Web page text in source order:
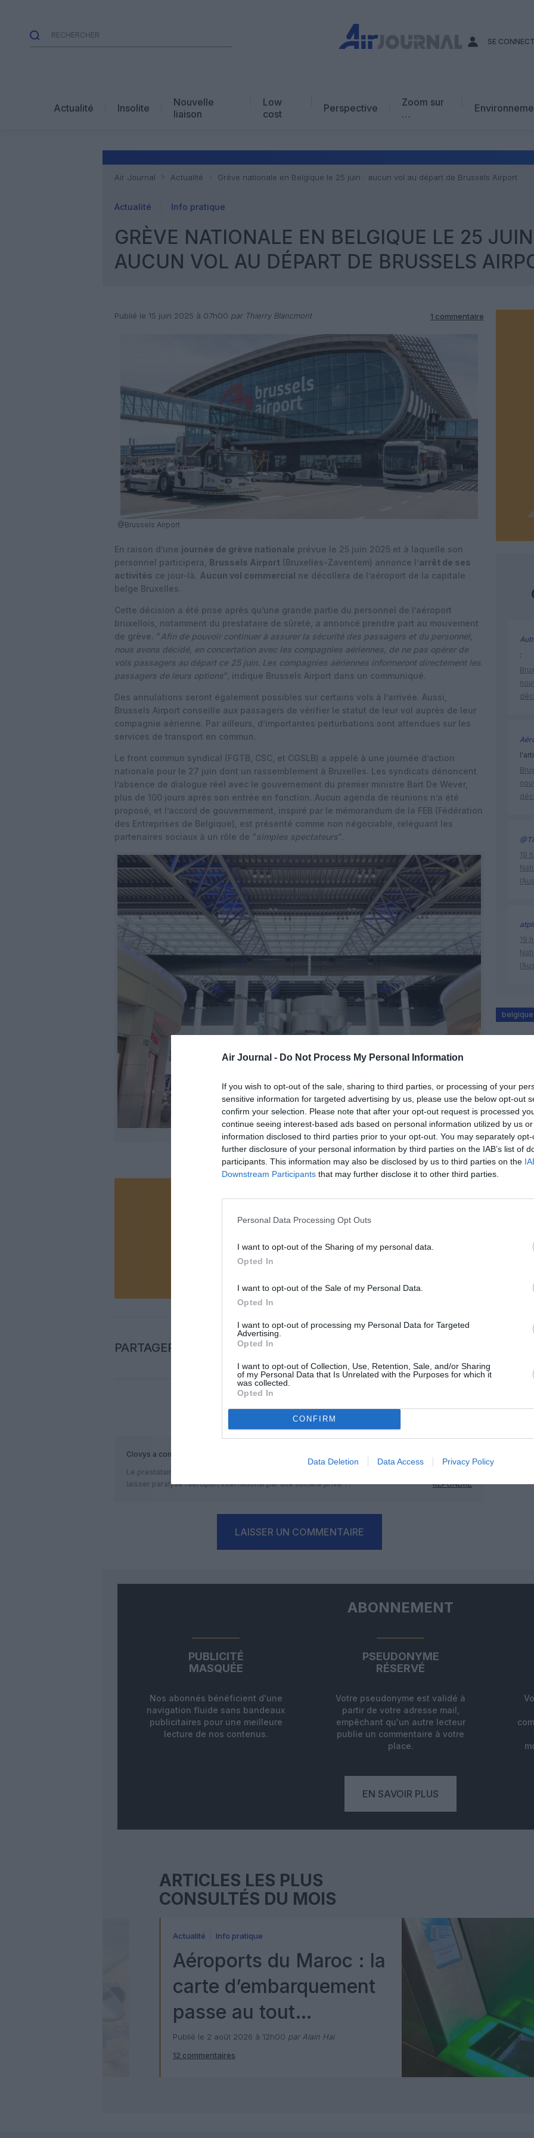
Air Journal - Do Not Process My Personal Information
If you wish to opt-out of the sale, sharing to third parties, or processing of your
sensitive information for targeted advertising by us, please use the below opt-out
confirm your selection. Please note that after your opt-out request is processed
continue seeing interest-based ads based on personal information utilized by us
information disclosed to third parties prior to your opt-out. You may separately
further disclosure of your personal information by third parties on the IAB’s list of
participants. This information may also be disclosed by us to third parties on the
Downstream Participants that may further disclose it to other third parties.
Personal Data Processing Opt Outs
I want to opt-out of the Sharing of my personal data.
Opted In
I want to opt-out of the Sale of my Personal Data.
Opted In
I want to opt-out of processing my Personal Data for Targeted
Advertising.
Opted In
I want to opt-out of Collection, Use, Retention, Sale, and/or Sharing
of my Personal Data that Is Unrelated with the Purposes for which it
was collected.
Opted In
CONFIRM
Data Deletion Data Access Privacy Policy
SE
Actualité Insolite
Nouvelle
liaison
Low
cost
Perspective
Zoom sur
…
Avis d’expert
Air Journal Actualité Grève nationale en Belgique le 25 juin : aucun vol au départ de Brussels Airport
Actualité Info pratique
GRÈVE NATIONALE EN BELGIQUE LE 25
AUCUN VOL AU DÉPART DE BRUSSELS
Publié le 15 juin 2025 à 07h00 par Thierry Blancmont 1 commentaire
@Brussels Airport
En raison d’une journée de grève nationale prévue le 25 juin 2025 et à laquelle son
personnel participera, Brussels Airport (Bruxelles-Zaventem) annonce l’arrêt de ses
activités ce jour-là. Aucun vol commercial ne décollera de l’aéroport de la capitale
belge Bruxelles.
Cette décision a été prise après qu’une grande partie du personnel de l’aéroport
bruxellois, notamment du prestataire de sûreté, a annoncé prendre part au mouvement
de grève. “Afin de pouvoir continuer à assurer la sécurité des passagers et du personnel,
nous avons décidé, en concertation avec les compagnies aériennes, de ne pas opérer de
vols passagers au départ ce 25 juin. Les compagnies aériennes informeront directement les
passagers de leurs options“, indique Brussels Airport dans un communiqué.
Des annulations seront également possibles sur certains vols à l’arrivée. Aussi,
Brussels Airport conseille aux passagers de vérifier le statut de leur vol auprès de leur
compagnie aérienne. Par ailleurs, d’importantes perturbations sont attendues sur les
services de transport en commun.
Le front commun syndical (FGTB, CSC, et CGSLB) a appelé à une journée d’action
nationale pour le 27 juin dont un rassemblement à Bruxelles. Les syndicats dénoncent
l’absence de dialogue réel avec le gouvernement du premier ministre Bart De Wever,
plus de 100 jours après son entrée en fonction. Aucun agenda de réunions n’a été
proposé, et l’accord de gouvernement, inspiré par le mémorandum de la FEB (Fédération
des Entreprises de Belgique), est présenté comme non négociable, reléguant les
partenaires sociaux à un rôle de “simples spectateurs“.
@Brussels Airport
Vous avez apprécié l’article ?
Soutenez-nous, faites un don !
NOUS SOUTENIR
PARTAGER L'ARTICLE
FacebookTwitterPinterestLinkedInEmail Print
COMMENTAIRE(S)
Clovys a commenté :
Le prestataire de sureté est la société privé Groupe 4S. Comment pouvons nous
laisser paralysé l’aéroport international par une société privé ??
RÉPONDRE
LAISSER UN COMMENTAIRE
:
19
19
belgique
ABONNEMENT
PUBLICITÉ
MASQUÉE
Nos abonnés bénéficient d'une
navigation fluide sans bandeaux
publicitaires pour une meilleure
lecture de nos contenus.
PSEUDONYME
RÉSERVÉ
Votre pseudonyme est validé à
partir de votre adresse mail,
empêchant qu'un autre lecteur
publie un commentaire à votre
place.
EN SAVOIR PLUS
ARTICLES LES PLUS
CONSULTÉS DU MOIS
Actualité Info pratique
Aéroports du Maroc : la
carte d’embarquement
passe au tout
numérique avec Pax
Check
Publié le 2 août 2026 à 12h00 par Alain Hai
12 commentaires